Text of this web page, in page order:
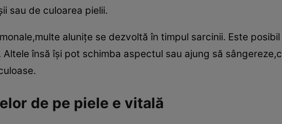
sau de culoarea pielii.
aluniţe se dezvoltă în timpul sarcinii. Este
însă îşi pot schimba aspectul sau ajung să
de pe piele e vitală